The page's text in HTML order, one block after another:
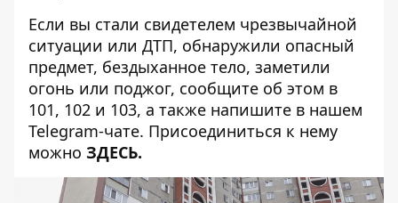
Если вы стали свидетелем чрезвычайной
ситуации или ДТП, обнаружили опасный
предмет, бездыханное тело, заметили
огонь или поджог, сообщите об этом в
101, 102 и 103, а также напишите в нашем
Telegram-чате. Присоединиться к нему
можно ЗДЕСЬ.